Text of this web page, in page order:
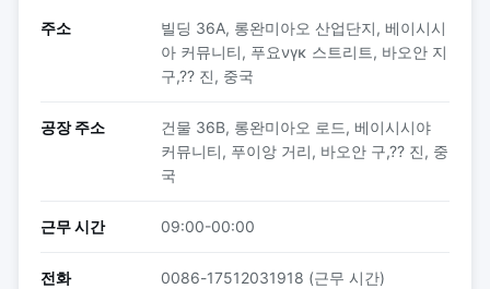
주소
빌딩 36A, 롱완미아오 산업단지, 베이시시
아 커뮤니티, 푸요νγκ 스트리트, 바오안 지
구,?? 진, 중국
공장 주소
건물 36B, 롱완미아오 로드, 베이시시야
커뮤니티, 푸이앙 거리, 바오안 구,?? 진, 중
국
근무 시간 09:00-00:00
전화
0086-17512031918 (근무 시간)